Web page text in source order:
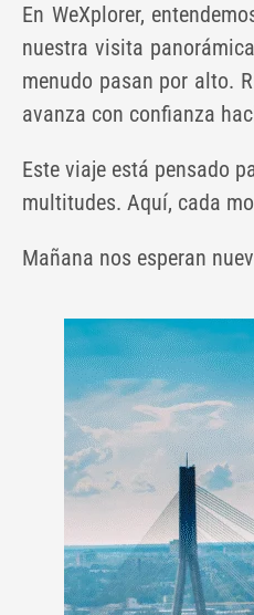
En WeXplorer,
nuestra visita
menudo pasan por alto.
avanza con confianza
Este viaje está pensado
multitudes. Aquí, cada
Mañana nos esperan